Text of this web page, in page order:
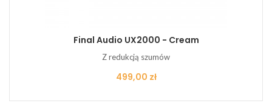
Final Audio UX2000 - Cream
Z redukcją szumów
Cena
499,00 zł